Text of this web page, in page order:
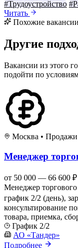
#Трудоустройство
Читать
Похожие вакансии
Другие
Вакансии из этого
подойти по
Москва • Продажи
Менеджер
от 50 000 — 66 600 ₽
Менеджер торгового
график 2/2 (день),
консультирование
товара, приемка,
График 2/2
АО «Тандер»
Подробнее